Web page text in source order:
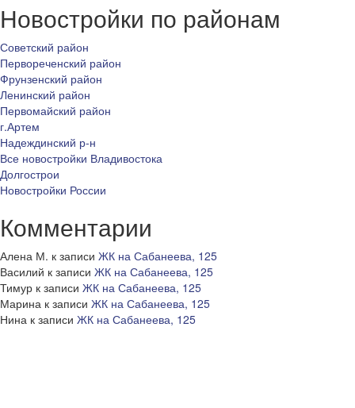
Новостройки по районам
Советский район
Первореченский район
Фрунзенский район
Ленинский район
Первомайский район
г.Артем
Надеждинский р-н
Все новостройки Владивостока
Долгострои
Новостройки России
Комментарии
Алена М. к записи ЖК на Сабанеева, 125
Василий к записи ЖК на Сабанеева, 125
Тимур к записи ЖК на Сабанеева, 125
Марина к записи ЖК на Сабанеева, 125
Нина к записи ЖК на Сабанеева, 125